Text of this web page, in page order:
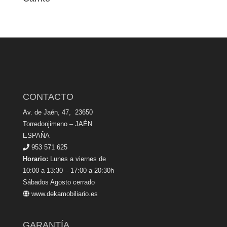
CONTACTO
Av. de Jaén, 47, 23650
Torredonjimeno – JAÉN
ESPAÑA
953 571 625
Horario: Lunes a viernes de
10:00 a 13:30 – 17:00 a 20:30h
Sábados Agosto cerrado
www.dekamobiliario.es
GARANTÍA